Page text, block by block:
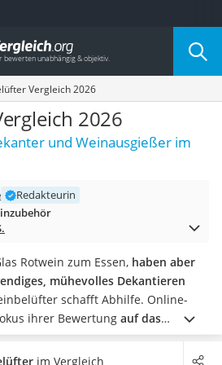
nach Kategorie
Vergleich 2026
2026
und Weinausgießer im
Redakteurin
Rotwein zum Essen, haben aber
mühevolles Dekantieren
schafft Abhilfe. Online-
ihrer Bewertung auf das
die Dichtigkeit beim Einschenken.
zwischen den Modellen
gibt
im Vergleich